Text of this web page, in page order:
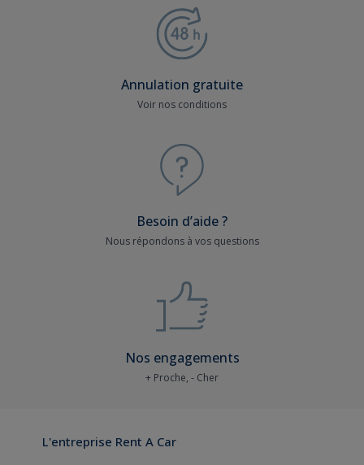
Annulation gratuite
Voir nos conditions
Besoin d’aide ?
Nous répondons à vos questions
Nos engagements
+ Proche, - Cher
L'entreprise Rent A Car